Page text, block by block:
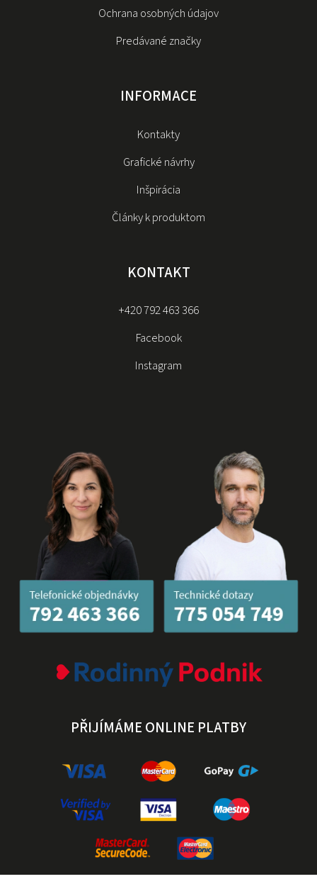
Ochrana osobných údajov
Predávané značky
INFORMACE
Kontakty
Grafické návrhy
Inšpirácia
Články k produktom
KONTAKT
+420 792 463 366
Facebook
Instagram
PŘIJÍMÁME ONLINE PLATBY